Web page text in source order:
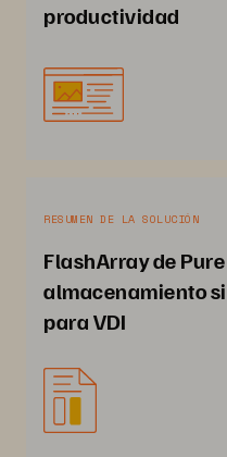
productividad
RESUMEN DE LA SOLUCIÓN
FlashArray de
almacenamiento
para VDI